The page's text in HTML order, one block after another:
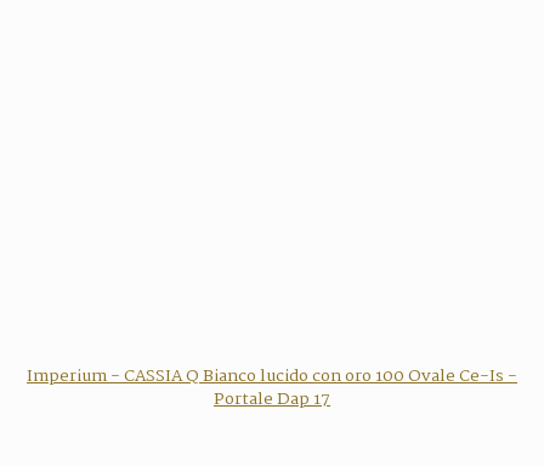
Imperium - CASSIA Q Bianco lucido con oro 100 Ovale Ce-Is -
Portale Dap 17